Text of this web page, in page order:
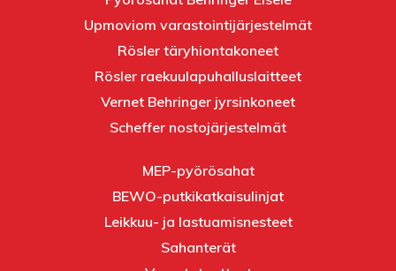
Vannesahat Behringer
Pyörösahat Behringer Eisele
Upmoviom varastointijärjestelmät
Rösler täryhiontakoneet
Rösler raekuulapuhalluslaitteet
Scheffer nostojärjestelmät
MEP-pyörösahat
BEWO-putkikatkaisulinjat